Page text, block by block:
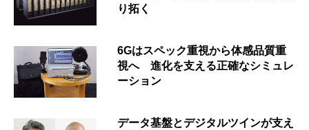
り拓く
6Gはスペック重視から体感品質重
視へ 進化を支える正確なシミュレ
ーション
データ基盤とデジタルツインが支え